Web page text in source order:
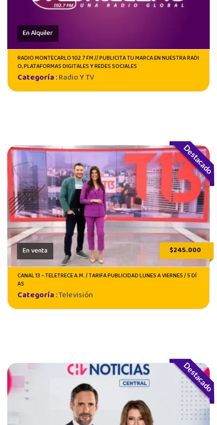
En Alquiler
RADIO MONTECARLO 102.7 FM // PUBLICITA TU MARCA EN NUESTRA RADI
O, PLATAFORMAS DIGITALES Y REDES SOCIALES
Categoría:Radio Y TV
Destacado
En venta $245.000
CANAL 13 – TELETRECE A.M. / TARIFA PUBLICIDAD LUNES A VIERNES / 5 DÍ
AS
Categoría:Televisión
Destacado